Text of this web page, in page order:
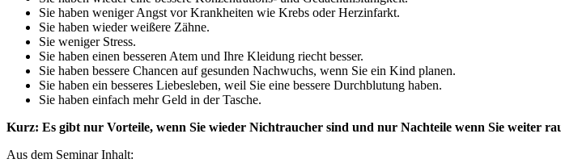
Sie haben weniger Angst vor Krankheiten wie Krebs oder Herzinfarkt.
Sie haben wieder weißere Zähne.
Sie weniger Stress.
Sie haben einen besseren Atem und Ihre Kleidung riecht besser.
Sie haben bessere Chancen auf gesunden Nachwuchs, wenn Sie ein Kind planen.
Sie haben ein besseres Liebesleben, weil Sie eine bessere Durchblutung haben.
Sie haben einfach mehr Geld in der Tasche.
Kurz: Es gibt nur Vorteile, wenn Sie wieder Nichtraucher sind und nur Nachteile wenn Sie weiter
Aus dem Seminar Inhalt: